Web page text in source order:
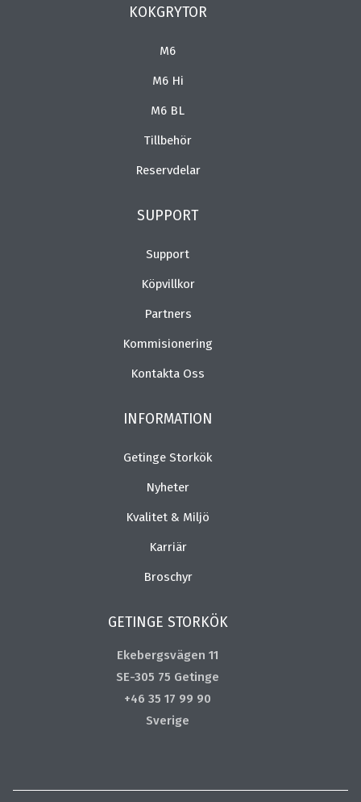
KOKGRYTOR
M6
M6 Hi
M6 BL
Tillbehör
Reservdelar
SUPPORT
Support
Köpvillkor
Partners
Kommisionering
Kontakta Oss
INFORMATION
Getinge Storkök
Nyheter
Kvalitet & Miljö
Karriär
Broschyr
GETINGE STORKÖK
Ekebergsvägen 11
SE-305 75 Getinge
+46 35 17 99 90
Sverige